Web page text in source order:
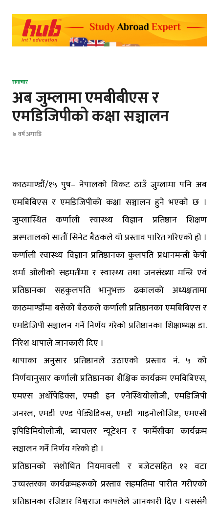
समाचार
अब जुम्लामा एमबीबीएस र
एमडिजिपीको कक्षा सञ्चालन
७ वर्ष अगाडि
काठमाण्डौं/१५ पुष– नेपालकाे विकट ठाउँ जुम्लामा पनि अब
एमबिबिएस र एमडिजिपीको कक्षा सञ्चालन हुने भएको छ ।
जुम्लास्थित कर्णाली स्वास्थ्य विज्ञान प्रतिष्ठान शिक्षण
अस्पतालको सातौं सिनेट बैठकले यो प्रस्ताव पारित गरिएको हो ।
कर्णाली स्वास्थ्य विज्ञान प्रतिष्ठानका कुलपति प्रधानमन्त्री केपी
शर्मा ओलीको सहमतीमा र स्वास्थ्य तथा जनसंख्या मन्त्रि एवं
प्रतिष्ठानका सहकुलपति भानुभक्त ढकालको अध्यक्षतामा
काठमाण्डौंमा बसेको बैठकले कर्णाली प्रतिष्ठानका एमबिबिएस र
एमडिजिपी सञ्चालन गर्ने निर्णय गरेको प्रतिष्ठानका शिक्षाध्यक्ष डा.
निरेश थापाले जानकारी दिए ।
थापाका अनुसार प्रतिष्ठानले उठाएको प्रस्ताव नं. ५ को
निर्णयानुसार कर्णाली प्रतिष्ठानका शैक्षिक कार्यक्रम एमबिबिएस,
एमएस अर्थोपेडिक्स, एमडी इन एनेस्थियोलोजी, एमडिजिपी
जनरल, एमडी एण्ड पेड्यिडिक्स, एमडी गाइनोलोजिष्ट, एमएसी
इपिडिमियोलोजी, ब्याचलर न्यूटेशन र फार्मेसीका कार्यक्रम
सञ्चालन गर्ने निर्णय गरेको हो ।
प्रतिष्ठानको संशोधित नियमावली र बजेटसहित १२ वटा
उच्चस्तरका कार्यक्रमहरूको प्रस्ताव सहमतिमा पारीत गरीएको
प्रतिष्ठानका रजिष्टार विश्वराज काफ्लेले जानकारी दिए । यससंगै